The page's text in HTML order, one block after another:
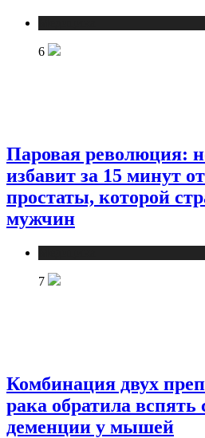
6
Паровая революция:
избавит за 15 минут
простаты, которой
мужчин
7
Комбинация двух
рака обратила
деменции у мышей